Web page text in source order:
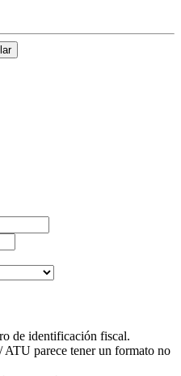
de identificación fiscal.
parece tener un formato no